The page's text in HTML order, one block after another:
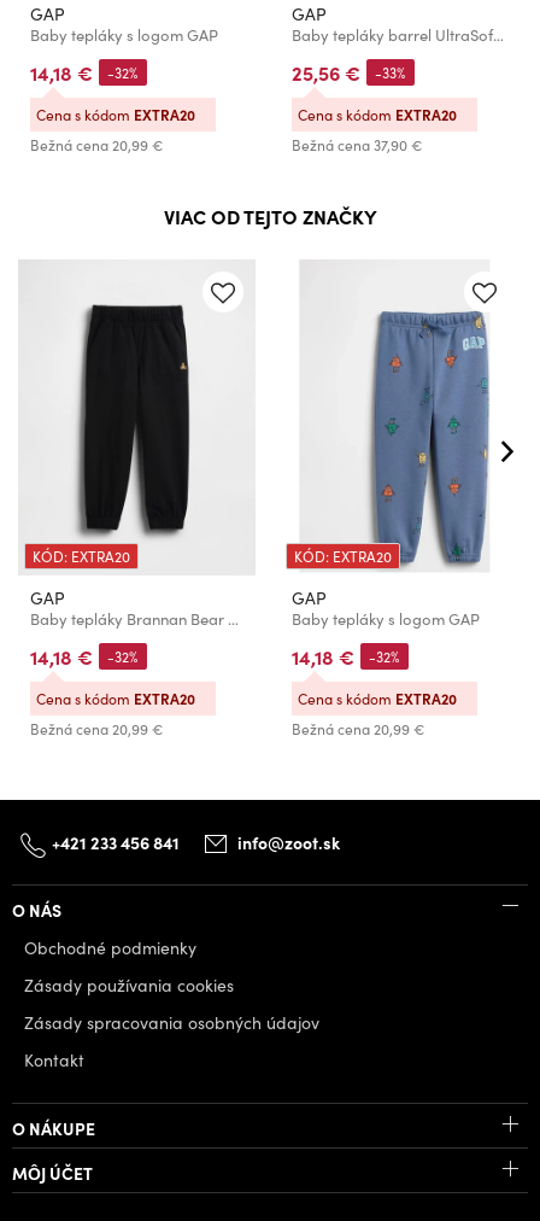
GAP
Baby tepláky s logom GAP
14,18 €
Bežná cena20,99 €
-32%
Cena s kódom EXTRA20
GAP
Baby tepláky barrel UltraSoft GAP
25,56 €
Bežná cena37,90 €
-33%
Cena s kódom EXTRA20
VIAC OD TEJTO ZNAČKY
KÓD: EXTRA20
GAP
Baby tepláky Brannan Bear Mix & Match GAP
14,18 €
Bežná cena20,99 €
-32%
Cena s kódom EXTRA20
KÓD: EXTRA20
GAP
Baby tepláky s logom GAP
14,18 €
Bežná cena20,99 €
-32%
Cena s kódom EXTRA20
+421 233 456 841 info@zoot.sk
O NÁS
Obchodné podmienky
Zásady používania cookies
Zásady spracovania osobných údajov
Kontakt
O NÁKUPE
MÔJ ÚČET